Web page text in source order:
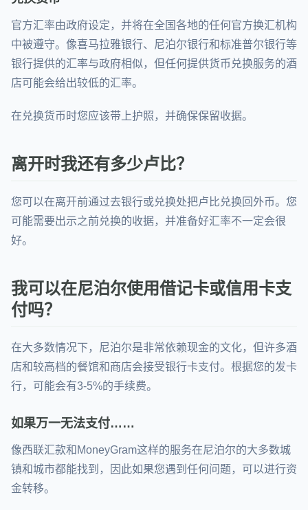
官方汇率由政府设定，并将在全国各地的任何官方换汇机构
中被遵守。像喜马拉雅银行、尼泊尔银行和标准普尔银行等
银行提供的汇率与政府相似，但任何提供货币兑换服务的酒
店可能会给出较低的汇率。
在兑换货币时您应该带上护照，并确保保留收据。
离开时我还有多少卢比？
您可以在离开前通过去银行或兑换处把卢比兑换回外币。您
可能需要出示之前兑换的收据，并准备好汇率不一定会很
好。
我可以在尼泊尔使用借记卡或信用卡支
付吗？
在大多数情况下，尼泊尔是非常依赖现金的文化，但许多酒
店和较高档的餐馆和商店会接受银行卡支付。根据您的发卡
行，可能会有3-5%的手续费。
如果万一无法支付……
像西联汇款和MoneyGram这样的服务在尼泊尔的大多数城
镇和城市都能找到，因此如果您遇到任何问题，可以进行资
金转移。